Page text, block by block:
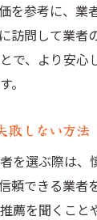
を参考に、業
訪問して業者
で、より安心
。
敗しない方法
を選ぶ際は、
頼できる業者
薦を聞くこと